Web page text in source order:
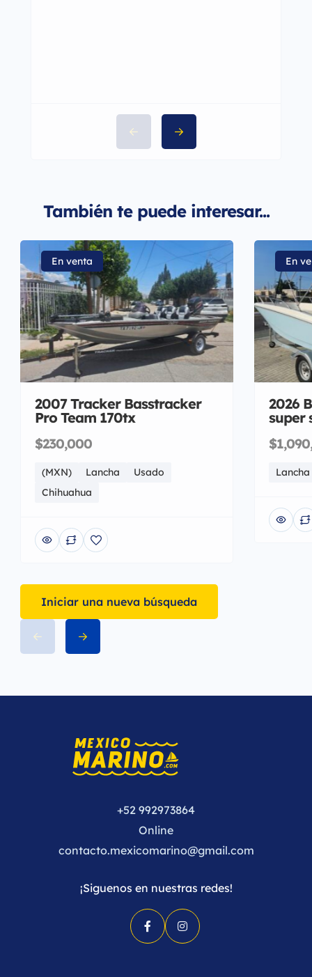
También te puede interesar...
En venta
2007 Tracker Basstracker
Pro Team 170tx
$230,000
(MXN) Lancha
Usado
Chihuahua
En
2026
super
Lancha
Iniciar una nueva búsqueda
+52 992973864
Online
contacto.mexicomarino@gmail.com
¡Siguenos en nuestras redes!